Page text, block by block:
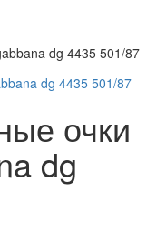
dg 4435 501/87
очки
dg